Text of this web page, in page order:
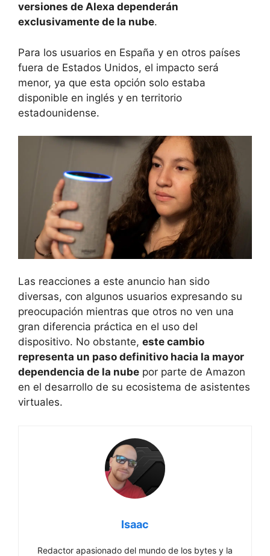
versiones de Alexa dependerán
exclusivamente de la nube.
Para los usuarios en España y en otros países
fuera de Estados Unidos, el impacto será
menor, ya que esta opción solo estaba
disponible en inglés y en territorio
estadounidense.
Las reacciones a este anuncio han sido
diversas, con algunos usuarios expresando su
preocupación mientras que otros no ven una
gran diferencia práctica en el uso del
dispositivo. No obstante, este cambio
representa un paso definitivo hacia la mayor
dependencia de la nube por parte de Amazon
en el desarrollo de su ecosistema de asistentes
virtuales.
Isaac
Redactor apasionado del mundo de los bytes y la